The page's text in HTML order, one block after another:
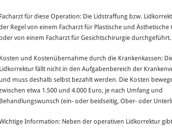
Facharzt für diese Operation: Die Lidstraffung bzw.
Regel von einem Facharzt für Plastische und Ästhetische
von einem Facharzt für Gesichtschirurgie durchgeführt.
Kosten und Kostenübernahme durch die Krankenkassen:
Lidkorrektur fällt nicht in den Aufgabenbereich der
und muss deshalb selbst bezahlt werden. Die Kosten
etwa 1.500 und 4.000 Euro, je nach Umfang und
Behandlungswunsch (ein- oder beidseitig, Ober- oder
Information: Neben der operativen Lidkorrektur